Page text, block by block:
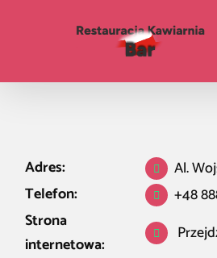
Adres:
Al.
Telefon:
+48
Strona
internetowa: